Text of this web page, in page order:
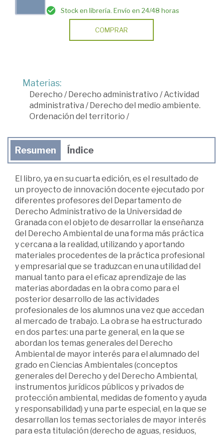
Stock en librería. Envío en 24/48 horas
COMPRAR
Materias:
Derecho /Derecho administrativo /Actividad
administrativa /Derecho del medio ambiente.
Ordenación del territorio /
Resumen Índice
El libro, ya en su cuarta edición, es el resultado de
un proyecto de innovación docente ejecutado por
diferentes profesores del Departamento de
Derecho Administrativo de la Universidad de
Granada con el objeto de desarrollar la enseñanza
del Derecho Ambiental de una forma más práctica
y cercana a la realidad, utilizando y aportando
materiales procedentes de la práctica profesional
y empresarial que se traduzcan en una utilidad del
manual tanto para el eficaz aprendizaje de las
materias abordadas en la obra como para el
posterior desarrollo de las actividades
profesionales de los alumnos una vez que accedan
al mercado de trabajo. La obra se ha estructurado
en dos partes: una parte general, en la que se
abordan los temas generales del Derecho
Ambiental de mayor interés para el alumnado del
grado en Ciencias Ambientales (conceptos
generales del Derecho y del Derecho Ambiental,
instrumentos jurídicos públicos y privados de
protección ambiental, medidas de fomento y ayuda
y responsabilidad) y una parte especial, en la que se
desarrollan los temas sectoriales de mayor interés
para esta titulación (derecho de aguas, residuos,